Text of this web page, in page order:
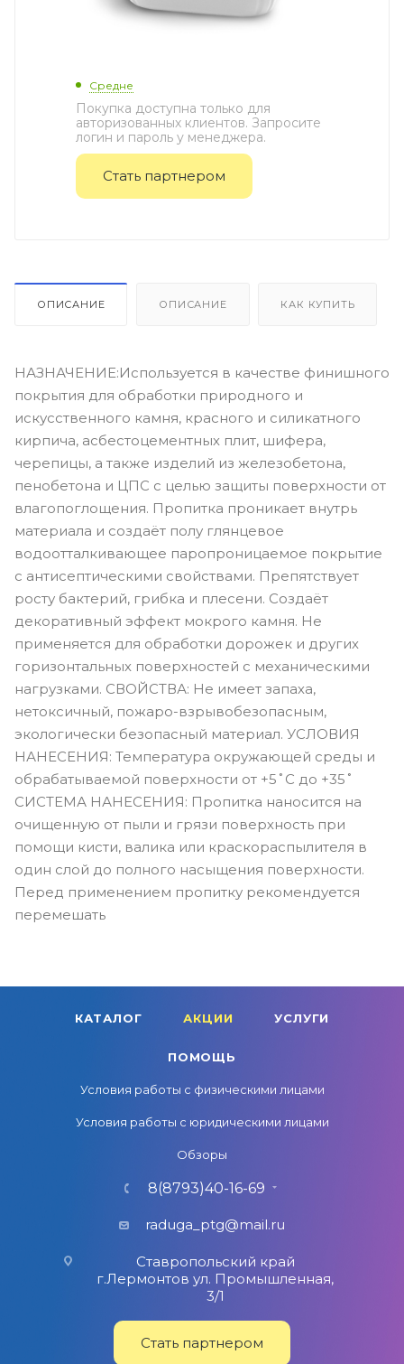
Средне
Покупка доступна только для
авторизованных клиентов. Запросите
логин и пароль у менеджера.
Стать партнером
ОПИСАНИЕ ОПИСАНИЕ КАК КУПИТЬ
НАЗНАЧЕНИЕ:Используется в качестве финишного
покрытия для обработки природного и
искусственного камня, красного и силикатного
кирпича, асбестоцементных плит, шифера,
черепицы, а также изделий из железобетона,
пенобетона и ЦПС с целью защиты поверхности от
влагопоглощения. Пропитка проникает внутрь
материала и создаёт полу глянцевое
водоотталкивающее паропроницаемое покрытие
с антисептическими свойствами. Препятствует
росту бактерий, грибка и плесени. Создаёт
декоративный эффект мокрого камня. Не
применяется для обработки дорожек и других
горизонтальных поверхностей с механическими
нагрузками. СВОЙСТВА: Не имеет запаха,
нетоксичный, пожаро-взрывобезопасным,
экологически безопасный материал. УСЛОВИЯ
НАНЕСЕНИЯ: Температура окружающей среды и
обрабатываемой поверхности от +5˚С до +35˚
СИСТЕМА НАНЕСЕНИЯ: Пропитка наносится на
очищенную от пыли и грязи поверхность при
помощи кисти, валика или краскораспылителя в
один слой до полного насыщения поверхности.
Перед применением пропитку рекомендуется
перемешать
КАТАЛОГ АКЦИИ УСЛУГИ
ПОМОЩЬ
Условия работы с физическими лицами
Условия работы с юридическими лицами
Обзоры
8(8793)40-16-69
raduga_ptg@mail.ru
Ставропольский край
г.Лермонтов ул. Промышленная,
3/1
Стать партнером